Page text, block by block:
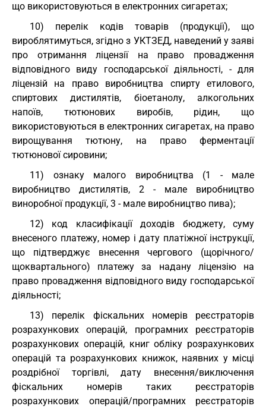
що використовуються в електронних сигаретах;
10) перелік кодів товарів (продукції), що
вироблятимуться, згідно з УКТЗЕД, наведений у заяві
про отримання ліцензії на право провадження
відповідного виду господарської діяльності, - для
ліцензій на право виробництва спирту етилового,
спиртових дистилятів, біоетанолу, алкогольних
напоїв, тютюнових виробів, рідин, що
використовуються в електронних сигаретах, на право
вирощування тютюну, на право ферментації
тютюнової сировини;
11) ознаку малого виробництва (1 - мале
виробництво дистилятів, 2 - мале виробництво
виноробної продукції, 3 - мале виробництво пива);
12) код класифікації доходів бюджету, суму
внесеного платежу, номер і дату платіжної інструкції,
що підтверджує внесення чергового (щорічного/
щоквартального) платежу за надану ліцензію на
право провадження відповідного виду господарської
діяльності;
13) перелік фіскальних номерів реєстраторів
розрахункових операцій, програмних реєстраторів
розрахункових операцій, книг обліку розрахункових
операцій та розрахункових книжок, наявних у місці
роздрібної торгівлі, дату внесення/виключення
фіскальних номерів таких реєстраторів
розрахункових операцій/програмних реєстраторів